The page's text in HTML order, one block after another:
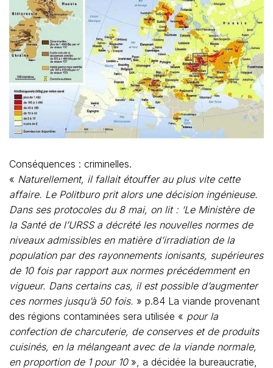
Conséquences : criminelles.
« Naturellement, il fallait étouffer au plus vite cette
affaire. Le Politburo prit alors une décision ingénieuse.
Dans ses protocoles du 8 mai, on lit : ‘Le Ministère de
la Santé de l’URSS a décrété les nouvelles normes de
niveaux admissibles en matière d’irradiation de la
population par des rayonnements ionisants, supérieures
de 10 fois par rapport aux normes précédemment en
vigueur. Dans certains cas, il est possible d’augmenter
ces normes jusqu’à 50 fois. » p.84 La viande provenant
des régions contaminées sera utilisée « pour la
confection de charcuterie, de conserves et de produits
cuisinés, en la mélangeant avec de la viande normale,
en proportion de 1 pour 10 », a décidée la bureaucratie,